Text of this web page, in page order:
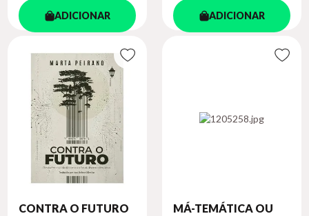
ADICIONAR ADICIONAR
CONTRA O FUTURO
MÁ-TEMÁTICA OU